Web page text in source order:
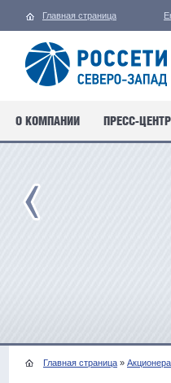
Главная страница
О КОМПАНИИ ПРЕСС-ЦЕНТР
Главная страница »